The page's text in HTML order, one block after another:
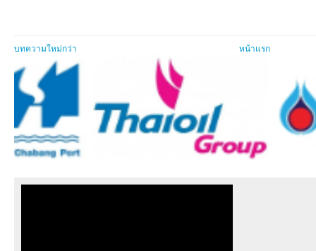
บทความใหม่กว่า หน้าแรก